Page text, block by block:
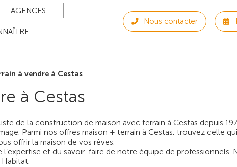
AGENCES
Nous contacter
à vendre à Cestas
à Cestas
de la construction de maison avec terrain à Cestas depuis
Parmi nos offres maison + terrain à Cestas, trouvez celle
offrir la maison de vos rêves.
et du savoir-faire de notre équipe de professionnels.